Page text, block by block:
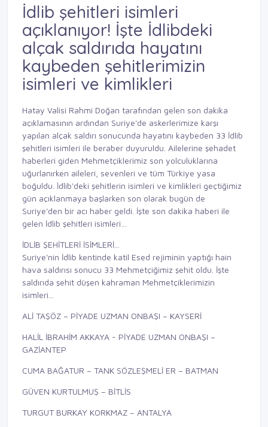
İdlib şehitleri isimleri
açıklanıyor! İşte İdlibdeki
alçak saldırıda hayatını
kaybeden şehitlerimizin
isimleri ve kimlikleri
Hatay Valisi Rahmi Doğan tarafından gelen son dakika
açıklamasının ardından Suriye'de askerlerimize karşı
yapılan alçak saldırı sonucunda hayatını kaybeden 33 İdlib
şehitleri isimleri ile beraber duyuruldu. Ailelerine şehadet
haberleri giden Mehmetçiklerimiz son yolculuklarına
uğurlanırken aileleri, sevenleri ve tüm Türkiye yasa
boğuldu. İdlib'deki şehitlerin isimleri ve kimlikleri geçtiğimiz
gün açıklanmaya başlarken son olarak bugün de
Suriye'den bir acı haber geldi. İşte son dakika haberi ile
gelen İdlib şehitleri isimleri…
İDLİB ŞEHİTLERİ İSİMLERİ...
Suriye'nin İdlib kentinde katil Esed rejiminin yaptığı hain
hava saldırısı sonucu 33 Mehmetçiğimiz şehit oldu. İşte
saldırıda şehit düşen kahraman Mehmetçiklerimizin
isimleri...
ALİ TAŞÖZ – PİYADE UZMAN ONBAŞI – KAYSERİ
HALİL İBRAHİM AKKAYA - PİYADE UZMAN ONBAŞI –
GAZİANTEP
CUMA BAĞATUR – TANK SÖZLEŞMELİ ER – BATMAN
GÜVEN KURTULMUŞ – BİTLİS
TURGUT BURKAY KORKMAZ – ANTALYA